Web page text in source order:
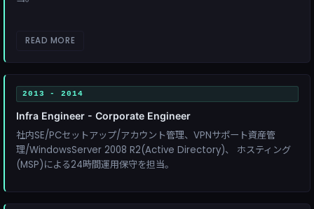
READ MORE
2013 - 2014
Infra Engineer - Corporate Engineer
社内SE/PCセットアップ/アカウント管理、VPNサポート資産管
理/WindowsServer 2008 R2(Active Directory)、 ホスティング
(MSP)による24時間運用保守を担当。